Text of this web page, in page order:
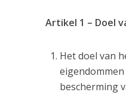
Artikel 1 – Doel
Het doel van
bescherming